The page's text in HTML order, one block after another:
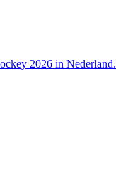
2026 in Nederland.